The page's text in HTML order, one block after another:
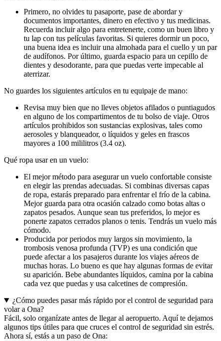
Primero, no olvides tu pasaporte, pase de abordar y
documentos importantes, dinero en efectivo y tus medicinas.
Recuerda incluir algo para entretenerte, como un buen libro y
tu lap con tus películas favoritas. Si quieres dormir un poco,
una buena idea es incluir una almohada para el cuello y un par
de audífonos. Por último, guarda espacio para un cepillo de
dientes y desodorante, para que puedas verte impecable al
aterrizar.
No guardes los siguientes artículos en tu equipaje de mano:
Revisa muy bien que no lleves objetos afilados o puntiagudos
en alguno de los compartimentos de tu bolso de viaje. Otros
artículos prohibidos son sustancias explosivas, tales como
aerosoles y blanqueador, o líquidos y geles en frascos
mayores a 100 mililitros (3.4 oz).
Qué ropa usar en un vuelo:
El mejor método para asegurar un vuelo confortable consiste
en elegir las prendas adecuadas. Si combinas diversas capas
de ropa, estarás preparado para enfrentar el frío de la cabina.
Mejor guarda para otra ocasión calzado como botas altas o
zapatos pesados. Aunque sean tus preferidos, lo mejor es
ponerte zapatos cerrados planos o tenis. Tendrás un vuelo más
cómodo.
Producida por periodos muy largos sin movimiento, la
trombosis venosa profunda (TVP) es una condición que
puede afectar a los pasajeros durante los viajes aéreos de
muchas horas. Lo bueno es que hay algunas formas de evitar
su aparición. Bebe abundantes líquidos, camina por la cabina
cada vez que puedas y usa calcetines de compresión.
¿Cómo puedes pasar más rápido por el control de seguridad para
volar a Ona?
Fácil, solo organízate antes de llegar al aeropuerto. Aquí te dejamos
algunos tips útiles para que cruces el control de seguridad sin estrés.
Ahora sí, estás a un paso de Ona: